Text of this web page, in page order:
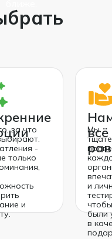
за что
-
только
и
всё
Мы
и
были
в